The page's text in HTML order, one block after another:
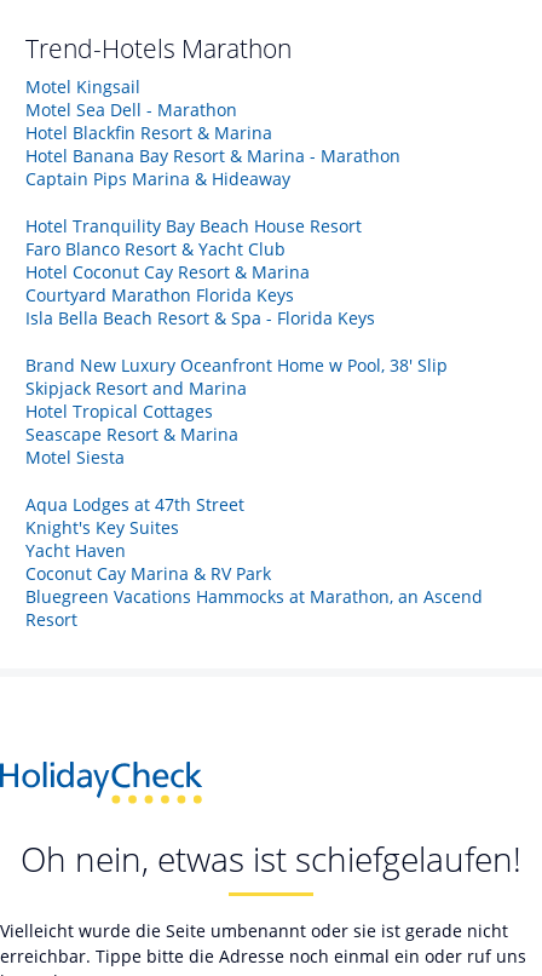
Trend-Hotels Marathon
Motel Kingsail
Motel Sea Dell - Marathon
Hotel Blackfin Resort & Marina
Hotel Banana Bay Resort & Marina - Marathon
Captain Pips Marina & Hideaway
Hotel Tranquility Bay Beach House Resort
Faro Blanco Resort & Yacht Club
Hotel Coconut Cay Resort & Marina
Courtyard Marathon Florida Keys
Isla Bella Beach Resort & Spa - Florida Keys
Brand New Luxury Oceanfront Home w Pool, 38' Slip
Skipjack Resort and Marina
Hotel Tropical Cottages
Seascape Resort & Marina
Motel Siesta
Aqua Lodges at 47th Street
Knight's Key Suites
Yacht Haven
Coconut Cay Marina & RV Park
Bluegreen Vacations Hammocks at Marathon, an Ascend
Resort
Oh nein, etwas ist schiefgelaufen!
Vielleicht wurde die Seite umbenannt oder sie ist gerade nicht
erreichbar. Tippe bitte die Adresse noch einmal ein oder ruf uns